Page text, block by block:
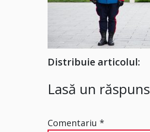
Distribuie articolul:
Lasă un răspuns
Comentariu*